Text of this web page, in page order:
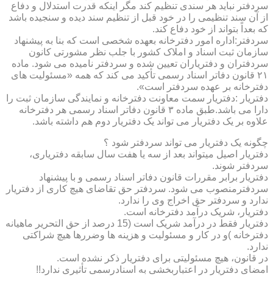
سردفتر نباید هر سندی تنظیم کند مگر اینکه قدرت استدلال و دفاع
از آن سند تنظیمی را در خود قبل از تنظیم سند دیده و سنجیده باشد
که بعداً بتواند از خود دفاع کند.
سردفتر:اداره امور دفترخانه بعهده شخصی است که بنا به پیشنهاد
سازمان ثبت اسناد و املاک کشور با جلب نظر مشورتی کانون
سردفتران و دفتریاران تعیین شده و سردفتر نامیده می شود. ماده
۲۱ قانون دفاتر اسناد رسمی تأکید می کند که همه «مسئولیت های
دفترخانه بر عهده سردفتر است».
دفتریار :دفتریار سمت معاونت دفترخانه و نمایندگی سازمان ثبت را
دارا می باشد.طبق ماده ۳ قانون دفاتر اسناد رسمی هر دفترخانه
علاوه بر یک دفتریار می تواند یک دفتریار دوم هم داشته باشد.
چگونه یک دفتریار می تواند سردفتر شود ؟
دفتریار اصیل میتواند بعد از سه یا هفت سال سابقه دفتریاری،
سردفتر شوند.
دفتریار برابر مقررات قانون دفاتر اسناد رسمی و با پیشنهاد
سردفترمنصوب می شود. سردفتر حق تقاضای هیچ کاری از دفتریار
ندارد و سردفتر حق اخراج وی را ندارد.
دفتریار، شریک درآمد دفترخانه است.
دفتریار فقط در درآمد شریک است (15 درصد از حق التحریر ماهیانه
دفترخانه )و در کار و مسئولیت و هزینه ها وضررها هیچ شراکتی
ندارد.
در قانون، هیچ مسئولیتی برای دفتریار ذکر نشده است.
امضای دفتریار در اعتباربخشی به اسنادرسمی تأثیری ندارد!!